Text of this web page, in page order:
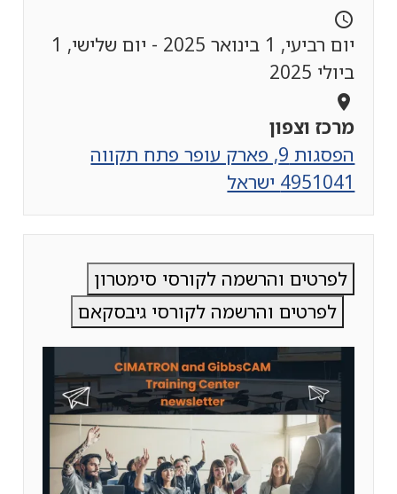
schedule
יום רביעי, 1 בינואר 2025 - יום שלישי, 1
ביולי 2025
location_on
מרכז וצפון
הפסגות 9, פארק עופר פתח תקווה
4951041 ישראל
לפרטים והרשמה לקורסי סימטרון
לפרטים והרשמה לקורסי גיבסקאם